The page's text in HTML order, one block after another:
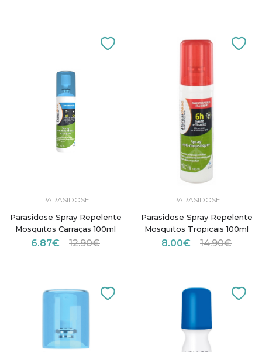
PARASIDOSE
Parasidose Spray Repelente
Mosquitos Carraças 100ml
6.87€ 12.90€
PARASIDOSE
Parasidose Spray Repelente
Mosquitos Tropicais 100ml
8.00€ 14.90€